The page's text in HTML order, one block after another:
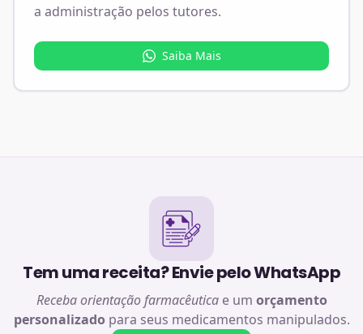
a administração pelos tutores.
Saiba Mais
Tem uma receita? Envie pelo WhatsApp
Receba orientação farmacêuticae um orçamento
personalizado para seus medicamentos manipulados.